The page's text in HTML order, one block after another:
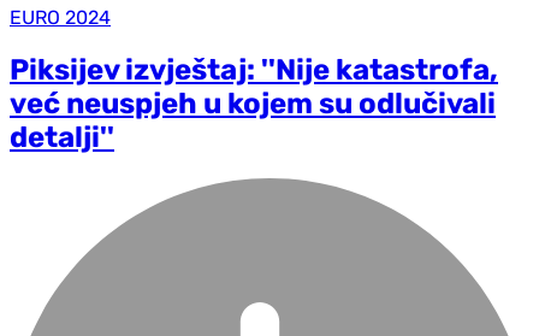
EURO 2024
Piksijev izvještaj: ''Nije katastrofa,
već neuspjeh u kojem su odlučivali
detalji''